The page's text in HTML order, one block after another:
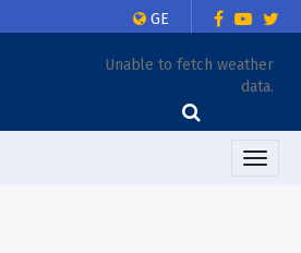
GE
Unable to fetch weather
data.
Toggle